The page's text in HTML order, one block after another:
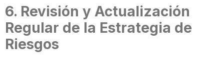
6. Revisión y Actualización
Regular de la Estrategia de
Riesgos